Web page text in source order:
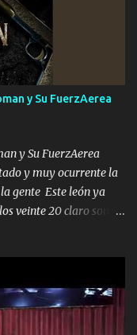
atender los deberes
tengo gente
7 arreglan
ordené NOS HACE
SIEMPRE FUE UN
SIEMPRE
Es el DOS de
y Su FuerzAerea
y Su FuerzAerea
y muy ocurrente la
gente Este león ya
veinte 20 claro son
topar pues no hay de
por mi línea no veo a
duerm voy chicoteado